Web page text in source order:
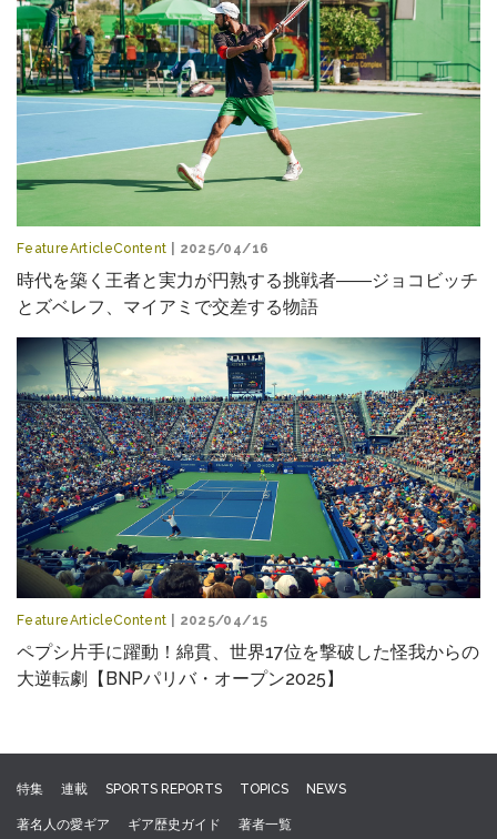
FeatureArticleContent | 2025/04/16
時代を築く王者と実力が円熟する挑戦者――ジョコビッチ
とズベレフ、マイアミで交差する物語
FeatureArticleContent | 2025/04/15
ペプシ片手に躍動！綿貫、世界17位を撃破した怪我からの
大逆転劇【BNPパリバ・オープン2025】
特集 連載 SPORTS REPORTS TOPICS NEWS
著名人の愛ギア ギア歴史ガイド 著者一覧